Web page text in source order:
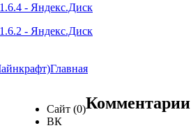
- Яндекс.Диск
- Яндекс.Диск
Главная
Сайт (0)
ВК
Комментарии